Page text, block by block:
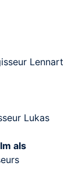
Lennart
Lukas
als